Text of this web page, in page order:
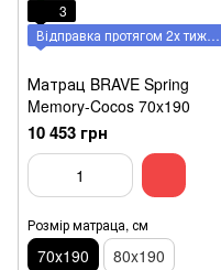
3
Відправка протягом 2х тижнів
Матрац BRAVE Spring
Memory-Cocos 70x190
10 453 грн
Розмір матраца, см
70х190
80x190